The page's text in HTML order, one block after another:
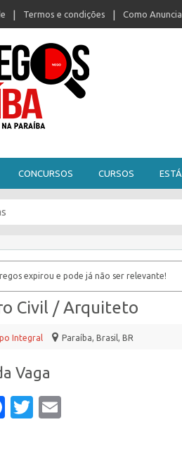
Termos e condições Como
CONCURSOS CURSOS
expirou e pode já não ser relevante!
Civil / Arquiteto
Integral Paraíba, Brasil, BR
Vaga
Facebook
Twitter